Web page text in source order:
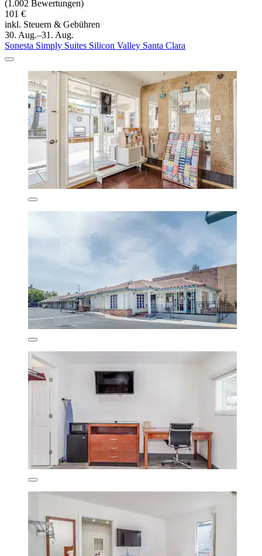
(1.002 Bewertungen)
101 €
inkl. Steuern & Gebühren
30. Aug.–31. Aug.
Sonesta Simply Suites Silicon Valley Santa Clara